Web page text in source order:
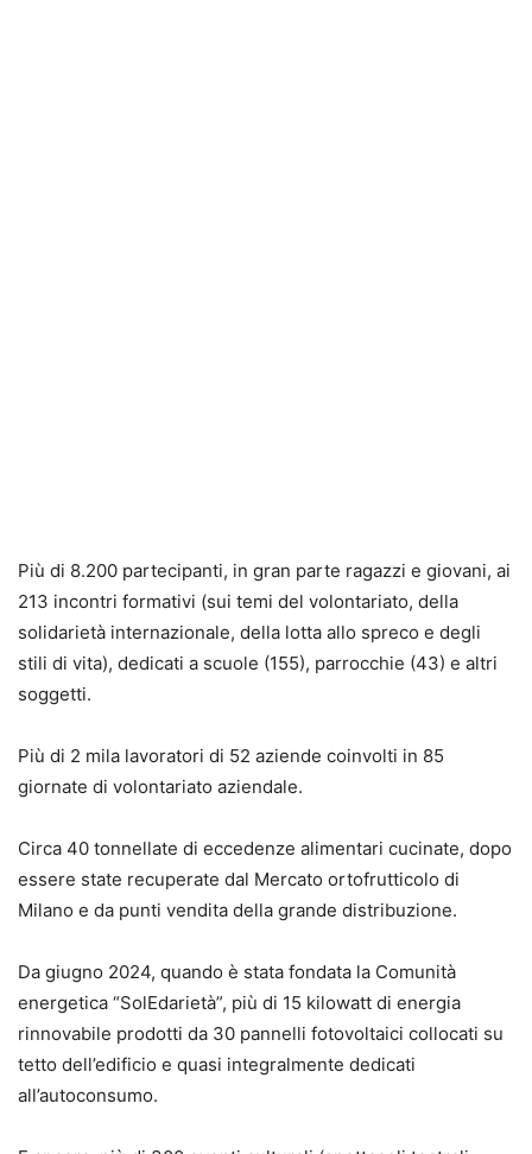
Più di 8.200 partecipanti, in gran parte ragazzi e giovani, ai
213 incontri formativi (sui temi del volontariato, della
solidarietà internazionale, della lotta allo spreco e degli
stili di vita), dedicati a scuole (155), parrocchie (43) e altri
soggetti.
Più di 2 mila lavoratori di 52 aziende coinvolti in 85
giornate di volontariato aziendale.
Circa 40 tonnellate di eccedenze alimentari cucinate, dopo
essere state recuperate dal Mercato ortofrutticolo di
Milano e da punti vendita della grande distribuzione.
Da giugno 2024, quando è stata fondata la Comunità
energetica “SolEdarietà”, più di 15 kilowatt di energia
rinnovabile prodotti da 30 pannelli fotovoltaici collocati su
tetto dell’edificio e quasi integralmente dedicati
all’autoconsumo.